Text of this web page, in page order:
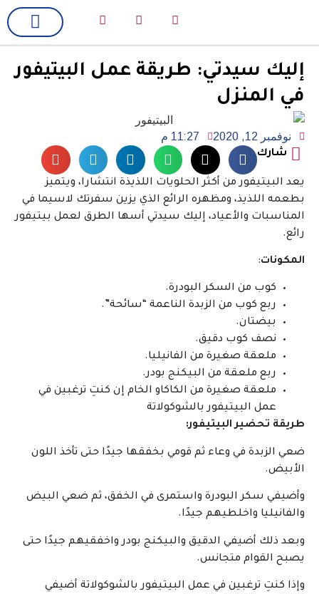
إليك سيدتي: طريقة عمل البيتيفور
في المنزل
نوفمبر 12, 2020 11:27 م
شارك
يعد البيتيفور من أكثر الحلويات اللذيذة انتشارا، ويتميز
بطعمه اللذيذ، ومظهره الرائع الذي يزين سفرتك لاسيما في
المناسبات والأعياد، إليك سيدتي أسها الطرق لعمل بيتيفور
رائع.
المكونات:
كوب من السكر البودرة.
ربع كوب من الزبدة الناعمة “سائحة”.
بيضتان.
نصف كوب دقيق.
ملعقة صغيرة من الفانيليا.
ربع ملعقة من البيكنج بودر.
ملعقة صغيرة من الكاكاو الخام إن كنتِ ترغبين في
عمل البيتيفور بالشوكولاتة
طريقة تحضير البيتيفور:
ضعي الزبدة في وعاء ثم قومي بخفقها جيدًا حتى تأخذ اللون
الأبيض.
وأضيفي سكر البودرة واستمرى في الخفق، ثم ضعي البيض
والفانيليا واخلطيهم جيدًا.
وبعد ذلك أضيفي الدقيق والبيكنج بودر واخفقيهم جيدًا حتى
يصبح القوام متجانس.
وإذا كنتِ ترغبين في عمل البيتيفور بالشوكولاتة أضيفي